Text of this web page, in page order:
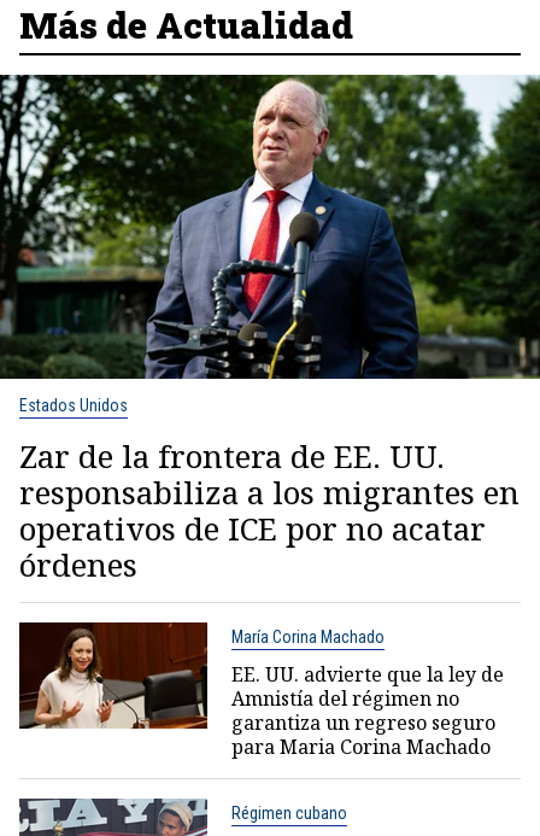
Más de Actualidad
Estados Unidos
Zar de la frontera de EE. UU.
responsabiliza a los migrantes en
operativos de ICE por no acatar
órdenes
María Corina Machado
EE. UU. advierte que la ley de
Amnistía del régimen no
garantiza un regreso seguro
para Maria Corina Machado
Régimen cubano